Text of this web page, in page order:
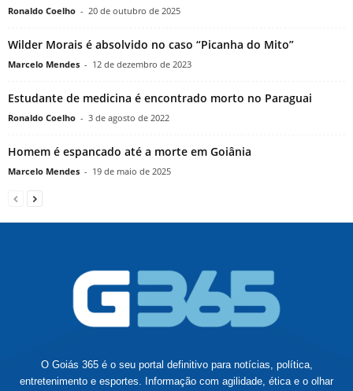
Ronaldo Coelho - 20 de outubro de 2025
Wilder Morais é absolvido no caso “Picanha do Mito”
Marcelo Mendes - 12 de dezembro de 2023
Estudante de medicina é encontrado morto no Paraguai
Ronaldo Coelho - 3 de agosto de 2022
Homem é espancado até a morte em Goiânia
Marcelo Mendes - 19 de maio de 2025
O Goiás 365 é o seu portal definitivo para notícias, política,
entretenimento e esportes. Informação com agilidade, ética e o olhar